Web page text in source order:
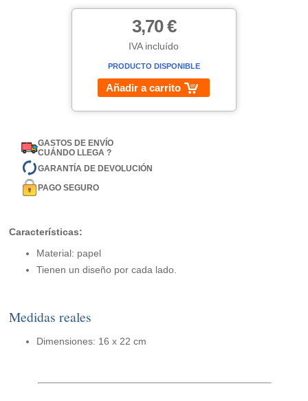
3,70 €
IVA incluído
PRODUCTO DISPONIBLE
Añadir a carrito
GASTOS DE ENVÍO
CUÁNDO LLEGA ?
GARANTÍA DE DEVOLUCIÓN
PAGO SEGURO
Características:
Material: papel
Tienen un diseño por cada lado.
Medidas reales
Dimensiones: 16 x 22 cm